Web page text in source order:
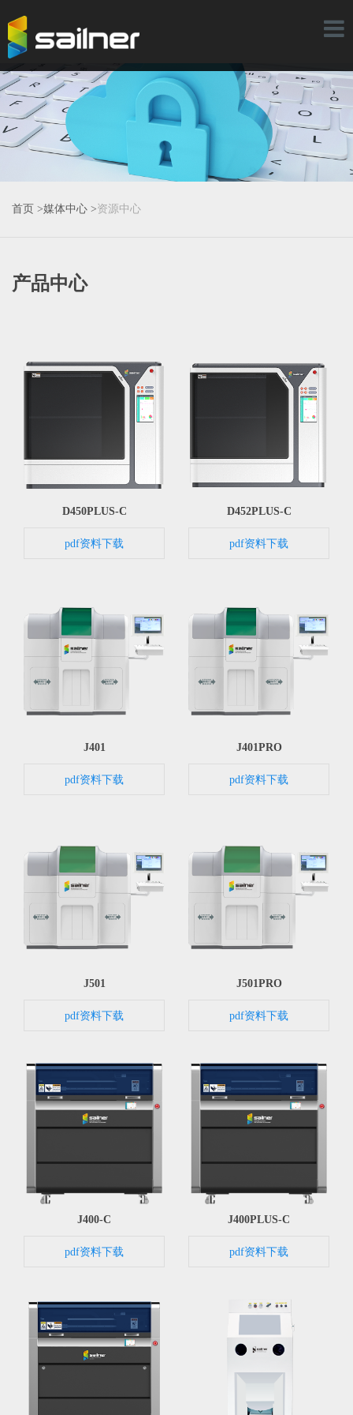
Toggle
首页 >媒体中心 >资源中心
产品中心
D450PLUS-C
pdf资料下载
D452PLUS-C
pdf资料下载
J401
pdf资料下载
J401PRO
pdf资料下载
J501
pdf资料下载
J501PRO
pdf资料下载
J400-C
pdf资料下载
J400PLUS-C
pdf资料下载